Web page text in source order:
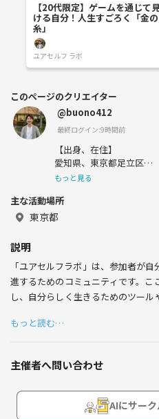
【20代限定】ゲームを通じて
ける自分！人生すごろく「金の
糸」
ユアセルフ ラボ
このページのクリエイター
@buono412
最終ログイン:9時間前
【出身、在住】
愛知県、東京都足立区
・読書、筋トレ
・性格診断、自己分析
・西野亮廣エンタメ研究
・メモ魔塾
・メンタリストDaiGo弟
【好きな本】
・上京物語
・7つの習慣
もっと見る
主な活動場所
東京都
説明
「ユアセルフラボ」は、参加者が
進するためのコミュニティです。
し、自分らしく生きるためのツー
個々の成長をサポートし、ポジティ
参加者同士が知識や経験を交換し
現を目指します。
もっと読む…
主催者へ問い合わせ
AIにサー